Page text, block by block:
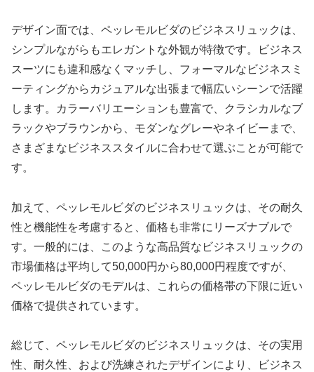
デザイン面では、ペッレモルビダのビジネスリュックは、
シンプルながらもエレガントな外観が特徴です。ビジネス
スーツにも違和感なくマッチし、フォーマルなビジネスミ
ーティングからカジュアルな出張まで幅広いシーンで活躍
します。カラーバリエーションも豊富で、クラシカルなブ
ラックやブラウンから、モダンなグレーやネイビーまで、
さまざまなビジネススタイルに合わせて選ぶことが可能で
す。
加えて、ペッレモルビダのビジネスリュックは、その耐久
性と機能性を考慮すると、価格も非常にリーズナブルで
す。一般的には、このような高品質なビジネスリュックの
市場価格は平均して50,000円から80,000円程度ですが、
ペッレモルビダのモデルは、これらの価格帯の下限に近い
価格で提供されています。
総じて、ペッレモルビダのビジネスリュックは、その実用
性、耐久性、および洗練されたデザインにより、ビジネス